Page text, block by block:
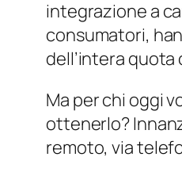
integrazione a
consumatori,
dell’intera
Ma per chi oggi
ottenerlo?
remoto, via